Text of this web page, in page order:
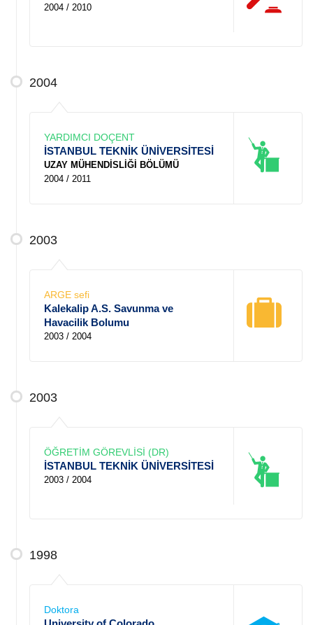
2004 / 2010
2004
YARDIMCI DOÇENT
İSTANBUL TEKNİK ÜNİVERSİTESİ
UZAY MÜHENDİSLİĞİ BÖLÜMÜ
2004 / 2011
2003
ARGE sefi
Kalekalip A.S. Savunma ve
Havacilik Bolumu
2003 / 2004
2003
ÖĞRETİM GÖREVLİSİ (DR)
İSTANBUL TEKNİK ÜNİVERSİTESİ
2003 / 2004
1998
Doktora